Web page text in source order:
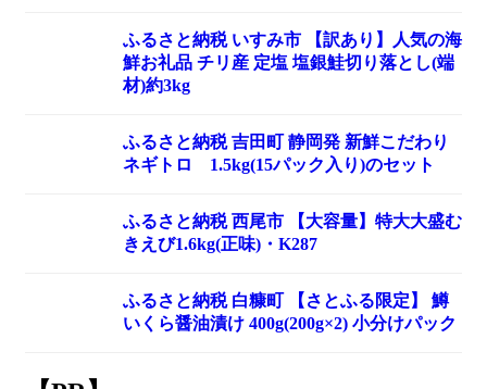
ふるさと納税 いすみ市 【訳あり】人気の海
鮮お礼品 チリ産 定塩 塩銀鮭切り落とし(端
材)約3kg
ふるさと納税 吉田町 静岡発 新鮮こだわり
ネギトロ 1.5kg(15パック入り)のセット
ふるさと納税 西尾市 【大容量】特大大盛む
きえび1.6kg(正味)・K287
ふるさと納税 白糠町 【さとふる限定】 鱒
いくら醤油漬け 400g(200g×2) 小分けパック